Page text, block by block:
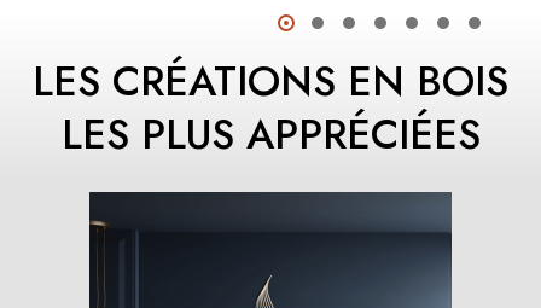
LES CRÉATIONS EN BOIS
LES PLUS APPRÉCIÉES